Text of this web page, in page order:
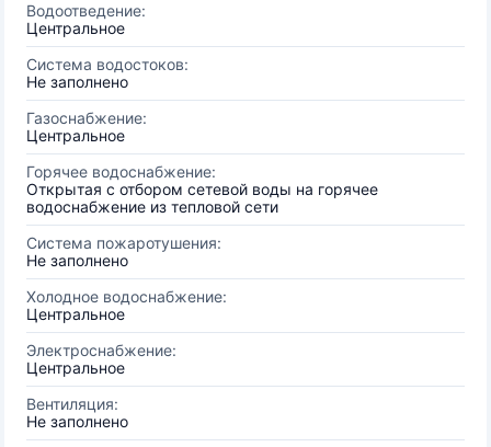
Водоотведение:
Центральное
Система водостоков:
Не заполнено
Газоснабжение:
Центральное
Горячее водоснабжение:
Открытая с отбором сетевой воды на горячее
водоснабжение из тепловой сети
Система пожаротушения:
Не заполнено
Холодное водоснабжение:
Центральное
Электроснабжение:
Центральное
Вентиляция:
Не заполнено